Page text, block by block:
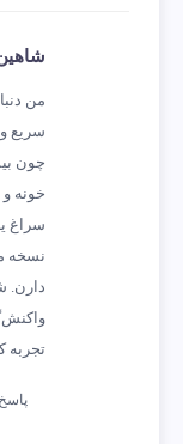
من
سریع
چون
خونه
سراغ
نسخه
دارن.
تجربه
پاسخ